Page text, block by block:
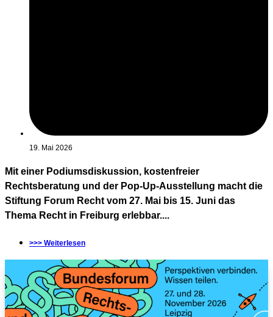
19. Mai 2026
Mit einer Podiumsdiskussion, kostenfreier
Rechtsberatung und der Pop-Up-Ausstellung macht die
Stiftung Forum Recht vom 27. Mai bis 15. Juni das
Thema Recht in Freiburg erlebbar....
>>> Weiterlesen